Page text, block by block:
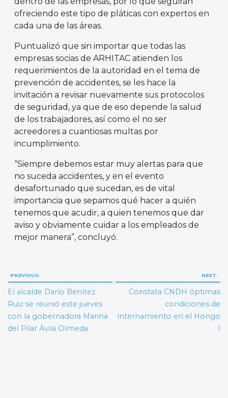
ofreciendo este tipo de pláticas con expertos en
cada una de las áreas.
Puntualizó que sin importar que todas las
empresas socias de ARHITAC atienden los
requerimientos de la autoridad en el tema de
prevención de accidentes, se les hace la
invitación a revisar nuevamente sus protocolos
de seguridad, ya que de eso depende la salud
de los trabajadores, así como el no ser
acreedores a cuantiosas multas por
incumplimiento.
“Siempre debemos estar muy alertas para que
no suceda accidentes, y en el evento
desafortunado que sucedan, es de vital
importancia que sepamos qué hacer a quién
tenemos que acudir, a quien tenemos que dar
aviso y obviamente cuidar a los empleados de
mejor manera”, concluyó.
Navegación
de
entradas
PREVIOUS:
El alcalde Darío Benítez
Ruiz se reunió este jueves
con la gobernadora Marina
del Pilar Ávila Olmeda
NEXT:
Constata CNDH óptimas
condiciones de
internamiento en el Hongo